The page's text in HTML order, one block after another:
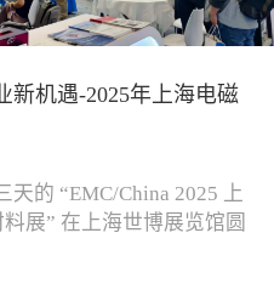
新机遇-2025年上海电磁
天的 “EMC/China 2025 上
展” 在上海世博展览馆圆
域的行业盛会，本届展